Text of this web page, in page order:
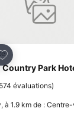
à mes
Park
évaluations)
à 1.9 km de :